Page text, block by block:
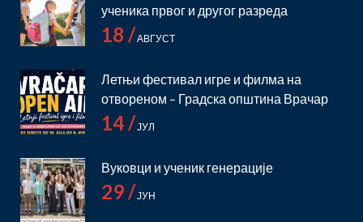
ученика првог и другог разреда
18 /АВГУСТ
Летњи фестивал игре и филма на
отвореном – Градска општина Врачар
14 /ЈУЛ
Вуковци и ученик генерације
29 /ЈУН